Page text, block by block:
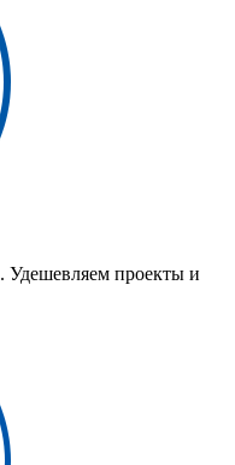
. Удешевляем проекты и